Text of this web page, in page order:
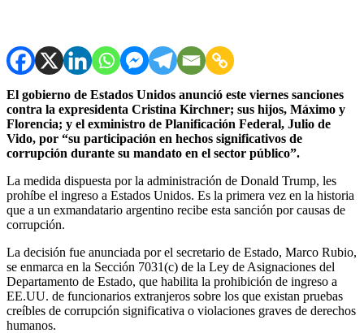
El gobierno de Estados Unidos anunció este viernes sanciones
contra la expresidenta Cristina Kirchner; sus hijos, Máximo y
Florencia; y el exministro de Planificación Federal, Julio de
Vido, por “su participación en hechos significativos de
corrupción durante su mandato en el sector público”.
La medida dispuesta por la administración de Donald Trump, les
prohíbe el ingreso a Estados Unidos. Es la primera vez en la historia
que a un exmandatario argentino recibe esta sanción por causas de
corrupción.
La decisión fue anunciada por el secretario de Estado, Marco Rubio,
se enmarca en la Sección 7031(c) de la Ley de Asignaciones del
Departamento de Estado, que habilita la prohibición de ingreso a
EE.UU. de funcionarios extranjeros sobre los que existan pruebas
creíbles de corrupción significativa o violaciones graves de derechos
humanos.